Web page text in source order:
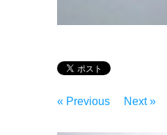
« Previous Next »